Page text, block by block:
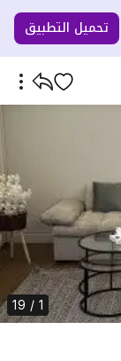
تحميل التطبيق
1 / 19